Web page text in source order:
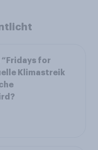
“Fridays for
Klimastreik